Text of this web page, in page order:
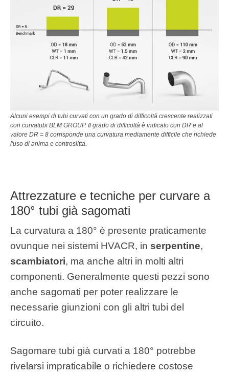
Alcuni esempi di tubi curvati con un grado di difficoltà crescente realizzati
con curvatubi BLM GROUP. Il grado di difficoltà è indicato con DR e al
valore DR = 8 corrisponde una curvatura mediamente difficile che richiede
l'uso di anima e controslitta.
Attrezzature e tecniche per curvare a
180° tubi già sagomati
La curvatura a 180° è presente praticamente
ovunque nei sistemi HVACR, in serpentine,
scambiatori, ma anche altri in molti altri
componenti. Generalmente questi pezzi sono
anche sagomati per poter realizzare le
necessarie giunzioni con gli altri tubi del
circuito.
Sagomare tubi già curvati a 180° potrebbe
rivelarsi impraticabile o richiedere costose